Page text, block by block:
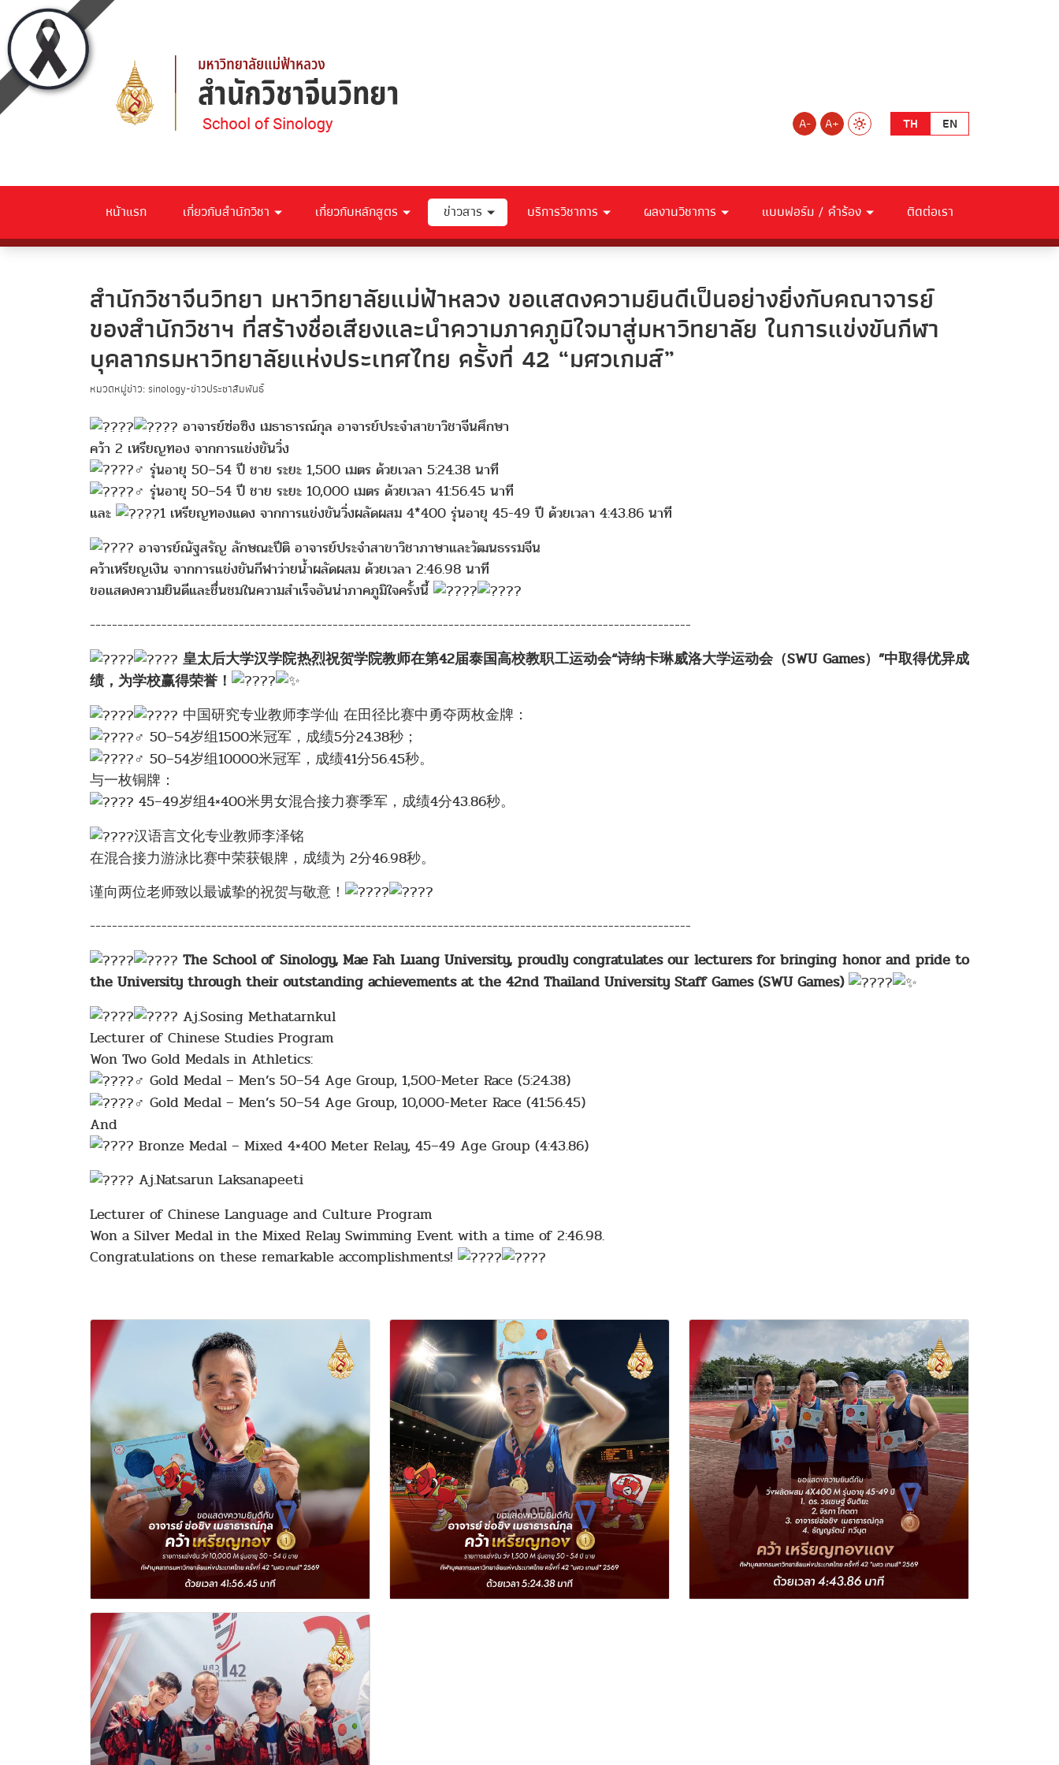
A- A+ TH EN
หน้าแรก เกี่ยวกับสำนักวิชา เกี่ยวกับหลักสูตร ข่าวสาร บริการวิชาการ ผลงานวิชาการ แบบฟอร์ม / คำร้อง ติดต่อเรา
สำนักวิชาจีนวิทยา มหาวิทยาลัยแม่ฟ้าหลวง ขอแสดงความยินดีเป็นอย่างยิ่งกับคณาจารย์
ของสำนักวิชาฯ ที่สร้างชื่อเสียงและนำความภาคภูมิใจมาสู่มหาวิทยาลัย ในการแข่งขันกีฬา
บุคลากรมหาวิทยาลัยแห่งประเทศไทย ครั้งที่ 42 “มศวเกมส์”
หมวดหมู่ข่าว: sinology-ข่าวประชาสัมพันธ์
อาจารย์ซ่อซิง เมธาธารณ์กุล อาจารย์ประจำสาขาวิชาจีนศึกษา
คว้า 2 เหรียญทอง จากการแข่งขันวิ่ง
รุ่นอายุ 50–54 ปี ชาย ระยะ 1,500 เมตร ด้วยเวลา 5:24.38 นาที
รุ่นอายุ 50–54 ปี ชาย ระยะ 10,000 เมตร ด้วยเวลา 41:56.45 นาที
และ
1 เหรียญทองแดง จากการแข่งขันวิ่งผลัดผสม 4*400 รุ่นอายุ 45-49 ปี ด้วยเวลา 4:43.86 นาที
อาจารย์ณัฐสรัญ ลักษณะปีติ อาจารย์ประจำสาขาวิชาภาษาและวัฒนธรรมจีน
คว้าเหรียญเงิน จากการแข่งขันกีฬาว่ายน้ำผลัดผสม ด้วยเวลา 2:46.98 นาที
ขอแสดงความยินดีและชื่นชมในความสำเร็จอันน่าภาคภูมิใจครั้งนี้
-------------------------------------------------------------------------------------------------------------
皇太后大学汉学院热烈祝贺学院教师在第42届泰国高校教职工运动会“诗纳卡琳威洛大学运动会（SWU Games）”中取得优异成
绩，为学校赢得荣誉！
中国研究专业教师李学仙 在田径比赛中勇夺两枚金牌：
50–54岁组1500米冠军，成绩5分24.38秒；
50–54岁组10000米冠军，成绩41分56.45秒。
与一枚铜牌：
45–49岁组4×400米男女混合接力赛季军，成绩4分43.86秒。
汉语言文化专业教师李泽铭
在混合接力游泳比赛中荣获银牌，成绩为 2分46.98秒。
谨向两位老师致以最诚挚的祝贺与敬意！
-------------------------------------------------------------------------------------------------------------
The School of Sinology, Mae Fah Luang University, proudly congratulates our lecturers for bringing honor and pride to
the University through their outstanding achievements at the 42nd Thailand University Staff Games (SWU Games)
Aj.Sosing Methatarnkul
Lecturer of Chinese Studies Program
Won Two Gold Medals in Athletics:
Gold Medal – Men’s 50–54 Age Group, 1,500-Meter Race (5:24.38)
Gold Medal – Men’s 50–54 Age Group, 10,000-Meter Race (41:56.45)
And
Bronze Medal – Mixed 4×400 Meter Relay, 45–49 Age Group (4:43.86)
Aj.Natsarun Laksanapeeti
Lecturer of Chinese Language and Culture Program
Won a Silver Medal in the Mixed Relay Swimming Event with a time of 2:46.98.
Congratulations on these remarkable accomplishments!